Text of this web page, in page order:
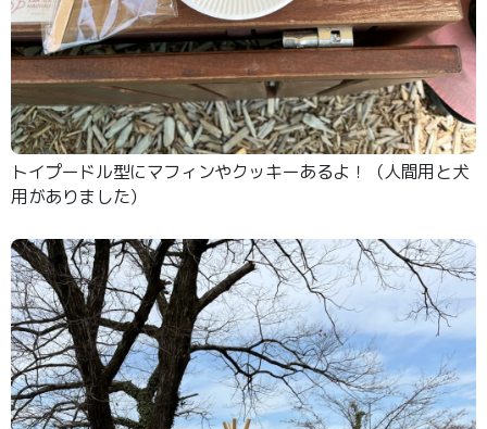
トイプードル型にマフィンやクッキーあるよ！（人間用と犬
用がありました）